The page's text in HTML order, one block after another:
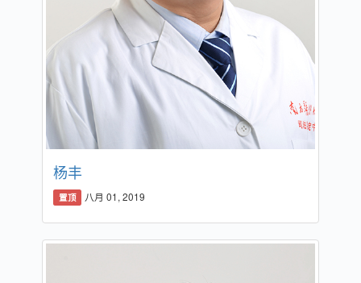
杨丰
置顶 八月 01, 2019